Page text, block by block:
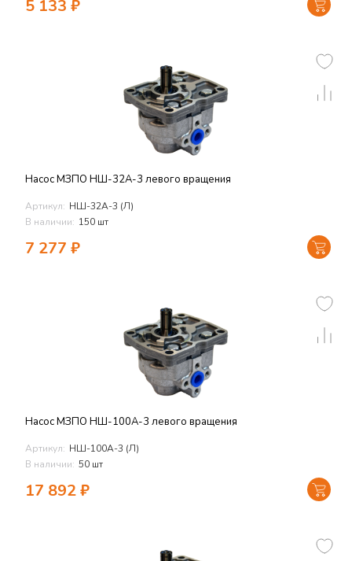
5 133 ₽
Насос МЗПО НШ-32А-3 левого вращения
Артикул: НШ-32А-3 (Л)
В наличии: 150 шт
7 277 ₽
Насос МЗПО НШ-100А-3 левого вращения
Артикул: НШ-100А-3 (Л)
В наличии: 50 шт
17 892₽